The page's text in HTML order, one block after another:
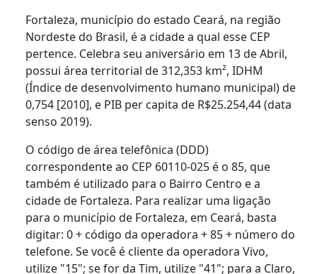
Fortaleza, município do estado Ceará, na região
Nordeste do Brasil, é a cidade a qual esse CEP
pertence. Celebra seu aniversário em 13 de Abril,
possui área territorial de 312,353 km², IDHM
(Índice de desenvolvimento humano municipal) de
0,754 [2010], e PIB per capita de R$25.254,44 (data
senso 2019).
O código de área telefônica (DDD)
correspondente ao CEP 60110-025 é o 85, que
também é utilizado para o Bairro Centro e a
cidade de Fortaleza. Para realizar uma ligação
para o município de Fortaleza, em Ceará, basta
digitar: 0 + código da operadora + 85 + número do
telefone. Se você é cliente da operadora Vivo,
utilize "15"; se for da Tim, utilize "41"; para a Claro,